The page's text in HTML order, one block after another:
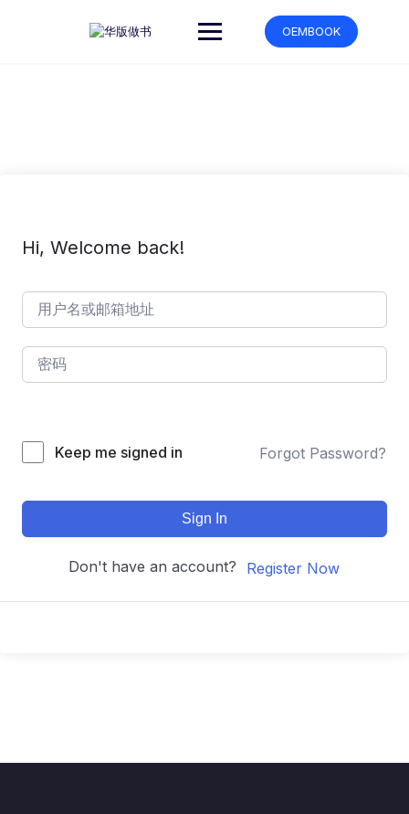
OEMBOOK
Hi, Welcome back!
Keep me signed in Forgot Password?
Sign In
Don't have an account? Register Now